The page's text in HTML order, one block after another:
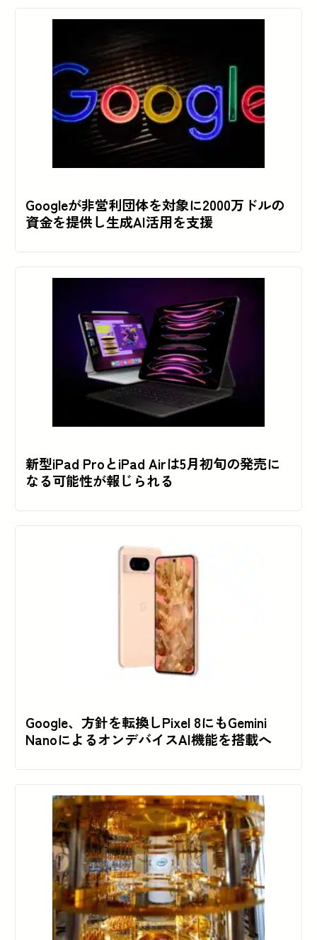
Googleが非営利団体を対象に2000万ドルの
資金を提供し生成AI活用を支援
新型iPad ProとiPad Airは5月初旬の発売に
なる可能性が報じられる
Google、方針を転換しPixel 8にもGemini
NanoによるオンデバイスAI機能を搭載へ